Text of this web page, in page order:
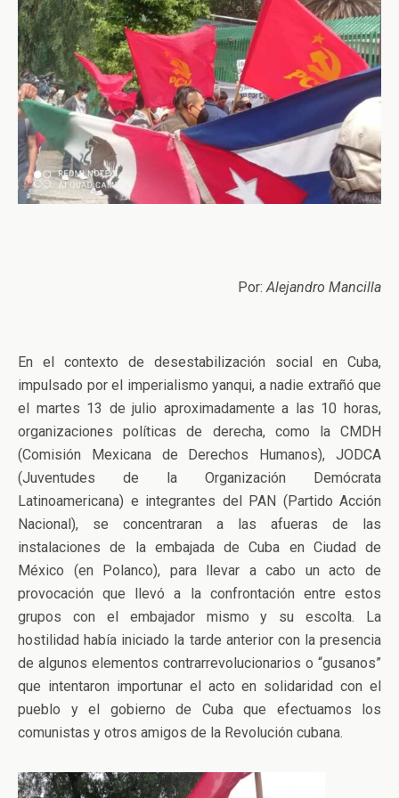
Por:Alejandro Mancilla
En el contexto de desestabilización social en Cuba,
impulsado por el imperialismo yanqui, a nadie extrañó que
el martes 13 de julio aproximadamente a las 10 horas,
organizaciones políticas de derecha, como la CMDH
(Comisión Mexicana de Derechos Humanos), JODCA
(Juventudes de la Organización Demócrata
Latinoamericana) e integrantes del PAN (Partido Acción
Nacional), se concentraran a las afueras de las
instalaciones de la embajada de Cuba en Ciudad de
México (en Polanco), para llevar a cabo un acto de
provocación que llevó a la confrontación entre estos
grupos con el embajador mismo y su escolta. La
hostilidad había iniciado la tarde anterior con la presencia
de algunos elementos contrarrevolucionarios o “gusanos”
que intentaron importunar el acto en solidaridad con el
pueblo y el gobierno de Cuba que efectuamos los
comunistas y otros amigos de la Revolución cubana.